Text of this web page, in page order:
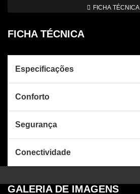
FICHA TÉCNICA
FICHA TÉCNICA
Especificações
Conforto
Segurança
Conectividade
GALERIA DE IMAGENS